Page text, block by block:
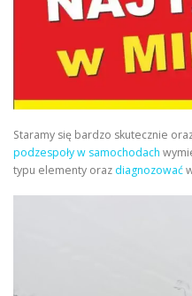
Staramy się bardzo skutecznie
podzespoły w samochodach
typu elementy oraz diagnozować